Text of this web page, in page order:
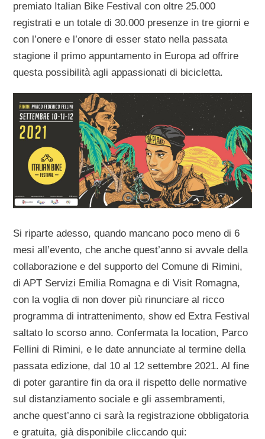
premiato Italian Bike Festival con oltre 25.000
registrati e un totale di 30.000 presenze in tre giorni e
con l’onere e l’onore di esser stato nella passata
stagione il primo appuntamento in Europa ad offrire
questa possibilità agli appassionati di bicicletta.
Si riparte adesso, quando mancano poco meno di 6
mesi all’evento, che anche quest’anno si avvale della
collaborazione e del supporto del Comune di Rimini,
di APT Servizi Emilia Romagna e di Visit Romagna,
con la voglia di non dover più rinunciare al ricco
programma di intrattenimento, show ed Extra Festival
saltato lo scorso anno. Confermata la location, Parco
Fellini di Rimini, e le date annunciate al termine della
passata edizione, dal 10 al 12 settembre 2021. Al fine
di poter garantire fin da ora il rispetto delle normative
sul distanziamento sociale e gli assembramenti,
anche quest’anno ci sarà la registrazione obbligatoria
e gratuita, già disponibile cliccando qui: